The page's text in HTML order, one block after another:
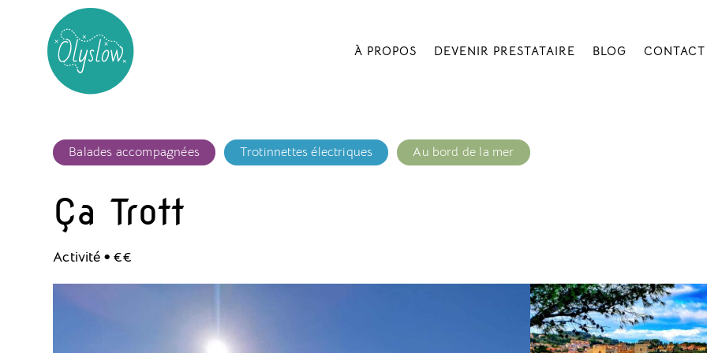
À PROPOS DEVENIR PRESTATAIRE BLOG CONTACT
Balades accompagnées Trotinnettes électriques Au bord de la mer
Ça Trott
Activité . €€